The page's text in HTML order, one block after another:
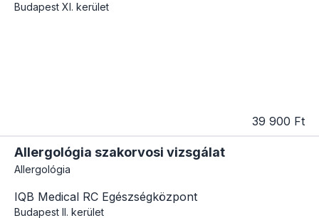
Budapest XI. kerület
39 900 Ft
Allergológia szakorvosi vizsgálat
Allergológia
IQB Medical RC Egészségközpont
Budapest II. kerület